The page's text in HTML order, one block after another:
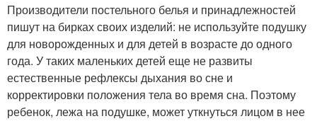
Производители постельного белья и принадлежностей
пишут на бирках своих изделий: не используйте подушку
для новорожденных и для детей в возрасте до одного
года. У таких маленьких детей еще не развиты
естественные рефлексы дыхания во сне и
корректировки положения тела во время сна. Поэтому
ребенок, лежа на подушке, может уткнуться лицом в нее